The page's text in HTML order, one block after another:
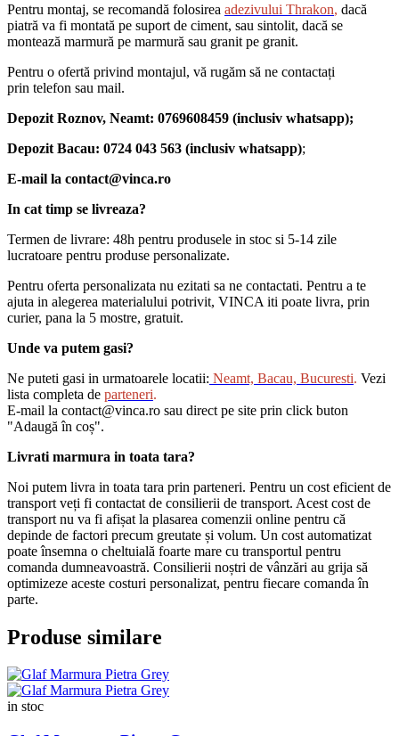
Pentru montaj, se recomandă folosirea adezivului Thrakon, dacă
piatră va fi montată pe suport de ciment, sau sintolit, dacă se
montează marmură pe marmură sau granit pe granit.
Pentru o ofertă privind montajul, vă rugăm să ne contactați
prin telefon sau mail.
Depozit Roznov, Neamt: 0769608459 (inclusiv whatsapp);
Depozit Bacau: 0724 043 563 (inclusiv whatsapp);
E-mail la contact@vinca.ro
In cat timp se livreaza?
Termen de livrare: 48h pentru produsele in stoc si 5-14 zile
lucratoare pentru produse personalizate.
Pentru oferta personalizata nu ezitati sa ne contactati. Pentru a te
ajuta in alegerea materialului potrivit, VINCA iti poate livra, prin
curier, pana la 5 mostre, gratuit.
Unde va putem gasi?
Ne puteti gasi in urmatoarele locatii: Neamt, Bacau, Bucuresti. Vezi
lista completa de parteneri.
E-mail la contact@vinca.ro sau direct pe site prin click buton
"Adaugă în coș".
Livrati marmura in toata tara?
Noi putem livra in toata tara prin parteneri. Pentru un cost eficient de
transport veți fi contactat de consilierii de transport. Acest cost de
transport nu va fi afișat la plasarea comenzii online pentru că
depinde de factori precum greutate și volum. Un cost automatizat
poate însemna o cheltuială foarte mare cu transportul pentru
comanda dumneavoastră. Consilierii noștri de vânzări au grija să
optimizeze aceste costuri personalizat, pentru fiecare comanda în
parte.
Produse similare
in stoc